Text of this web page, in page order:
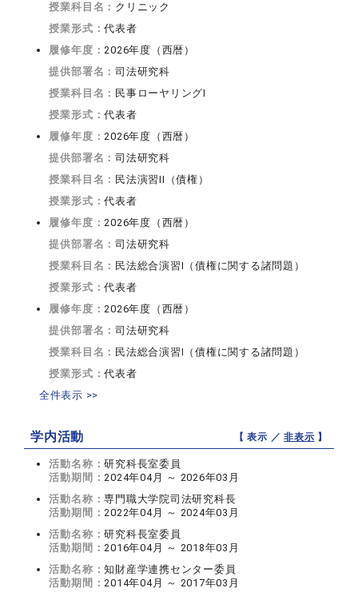
授業科目名： クリニック
授業形式：代表者
履修年度：2026年度（西暦）
提供部署名：司法研究科
授業科目名： 民事ローヤリングI
授業形式：代表者
履修年度：2026年度（西暦）
提供部署名：司法研究科
授業科目名： 民法演習II（債権）
授業形式：代表者
履修年度：2026年度（西暦）
提供部署名：司法研究科
授業科目名： 民法総合演習I（債権に関する諸問題）
授業形式：代表者
履修年度：2026年度（西暦）
提供部署名：司法研究科
授業科目名： 民法総合演習I（債権に関する諸問題）
授業形式：代表者
全件表示 >>
学内活動 【 表示 ／非表示 】
活動名称：研究科長室委員
活動期間：2024年04月 ～ 2026年03月
活動名称：専門職大学院司法研究科長
活動期間：2022年04月 ～ 2024年03月
活動名称：研究科長室委員
活動期間：2016年04月 ～ 2018年03月
活動名称：知財産学連携センター委員
活動期間：2014年04月 ～ 2017年03月